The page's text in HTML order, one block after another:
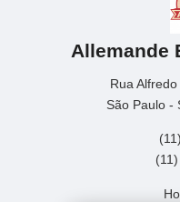
Allemande
Rua
São Paulo -